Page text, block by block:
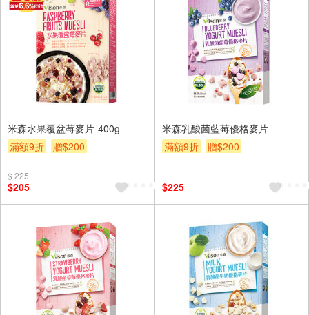
米森水果覆盆莓麥片-400g
滿額9折
贈$200
$ 225
$205
米森乳酸菌藍莓優格麥片
滿額9折
贈$200
$225